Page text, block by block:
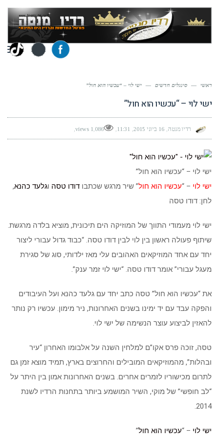
ראשי — סינגלים חדשים — ישי לוי – “עכשיו הוא חול”
ישי לוי – “עכשיו הוא חול”
רדיו מנטה 16 ביוני 2015 11:31
1,086 views
ישי לוי – “עכשיו הוא חול”
ישי לוי – “עכשיו הוא חול” שיר מרגש שכתבו דודו טסה וגלעד כהנא,
לחן: דודו טסה
ישי לוי מעמודי התווך של המוזיקה הים תיכונית, מוציא בלדה מרגשת.
שיתוף פעולה ראשון בין לוי לבין דודו טסה. “כבוד גדול עבורי ליצור
יחד עם אחד המוזיקאים האהובים עלי מאז ילדותי, סוג של סגירת
מעגל עבורי” אומר דודו טסה. “ישי לוי זמר ענק”.
את “עכשיו הוא חול” טסה כתב יחד עם גלעד כהנא ועל העיבודים
והפקה עבד עם יד ימינו בשנים האחרונות, ניר מימון. עכשיו רק נותר
להאזין לביצוע עוצר הנשימה של ישי לוי.
טסה, זוכה פרס אקו”ם למלחין השנה על אלבומו האחרון “עיר
ובהלות”, מהמוזיקאים המובילים והחרוצים בארץ, תמיד מוצא זמן גם
לתרום מכישוריו לזמרים אחרים. בשנים האחרונות אמון בין היתר על
“לב חופשי” של מוקי, השיר המושמע ביותר בתחנות הרדיו לשנת
2014.
ישי לוי – “עכשיו הוא חול”